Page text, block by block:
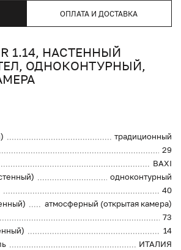
ОПЛАТА И ДОСТАВКА
1.14, НАСТЕННЫЙ
ОДНОКОНТУРНЫЙ,
традиционный
29
BAXI
одноконтурный
40
атмосферный (открытая камера)
73
14
ИТАЛИЯ